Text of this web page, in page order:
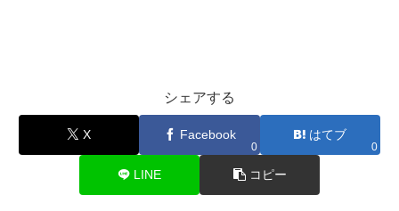
シェアする
X Facebook
0
はてブ
0
LINE コピー